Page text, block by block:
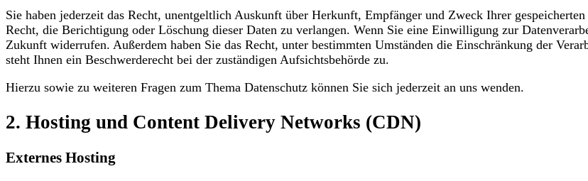
Sie haben jederzeit das Recht, unentgeltlich Auskunft über Herkunft, Empfänger und Zweck Ihrer
Recht, die Berichtigung oder Löschung dieser Daten zu verlangen. Wenn Sie eine Einwilligung zur
Zukunft widerrufen. Außerdem haben Sie das Recht, unter bestimmten Umständen die Einschränkung der
steht Ihnen ein Beschwerderecht bei der zuständigen Aufsichtsbehörde zu.
Hierzu sowie zu weiteren Fragen zum Thema Datenschutz können Sie sich jederzeit an uns wenden.
2. Hosting und Content Delivery Networks (CDN)
Externes Hosting